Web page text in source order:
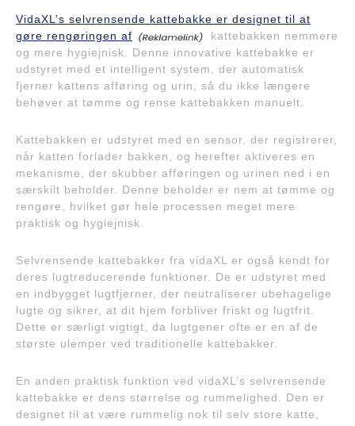
VidaXL’s selvrensende kattebakke er designet til at
gøre rengøringen af
kattebakken nemmere
og mere hygiejnisk. Denne innovative kattebakke er
udstyret med et intelligent system, der automatisk
fjerner kattens afføring og urin, så du ikke længere
behøver at tømme og rense kattebakken manuelt.
Kattebakken er udstyret med en sensor, der registrerer,
når katten forlader bakken, og herefter aktiveres en
mekanisme, der skubber afføringen og urinen ned i en
særskilt beholder. Denne beholder er nem at tømme og
rengøre, hvilket gør hele processen meget mere
praktisk og hygiejnisk.
Selvrensende kattebakker fra vidaXL er også kendt for
deres lugtreducerende funktioner. De er udstyret med
en indbygget lugtfjerner, der neutraliserer ubehagelige
lugte og sikrer, at dit hjem forbliver friskt og lugtfrit.
Dette er særligt vigtigt, da lugtgener ofte er en af de
største ulemper ved traditionelle kattebakker.
En anden praktisk funktion ved vidaXL’s selvrensende
kattebakke er dens størrelse og rummelighed. Den er
designet til at være rummelig nok til selv store katte,